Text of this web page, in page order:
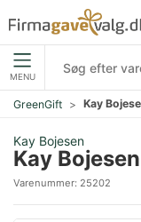
MENU
GreenGift Kay
Kay Bojesen
Kay
Varenummer: 25202